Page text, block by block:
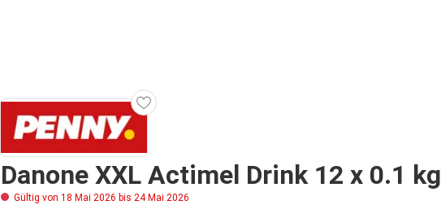
Danone XXL Actimel Drink 12 x 0.1 kg
Gültig von 18 Mai 2026 bis 24 Mai 2026